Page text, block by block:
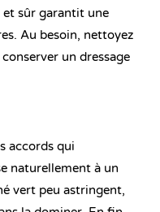
sûr garantit une
Au besoin, nettoyez
un dressage
accords qui
naturellement à un
vert peu astringent,